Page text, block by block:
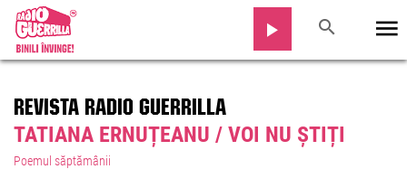
REVISTA RADIO GUERRILLA
TATIANA ERNUȚEANU / VOI NU ȘTIȚI
Poemul săptămânii